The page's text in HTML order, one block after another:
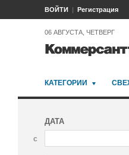
ВОЙТИ Регистрация
06 АВГУСТА, ЧЕТВЕРГ
КАТЕГОРИИ
ДАТА
с